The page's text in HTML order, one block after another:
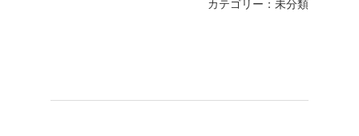
カテゴリー：未分類